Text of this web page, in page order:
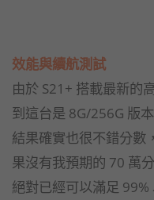
效能與續航測試
由於 S21+ 搭載最新的
到這台是 8G/256G 版
結果確實也很不錯分數
果沒有我預期的 70 萬
絕對已經可以滿足